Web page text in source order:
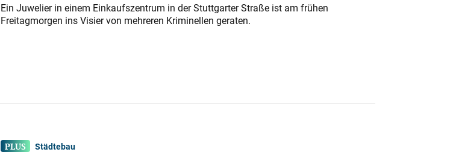
Ein Juwelier in einem Einkaufszentrum in der Stuttgarter Straße ist am frühen
Freitagmorgen ins Visier von mehreren Kriminellen geraten.
Städtebau